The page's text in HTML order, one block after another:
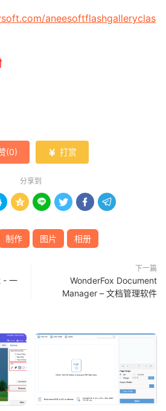
aneesoftflashgalleryclas
(0)  打赏
分享到
    
制作 图片 相册
- 一
下一篇
WonderFox Document
Manager – 文档管理软件